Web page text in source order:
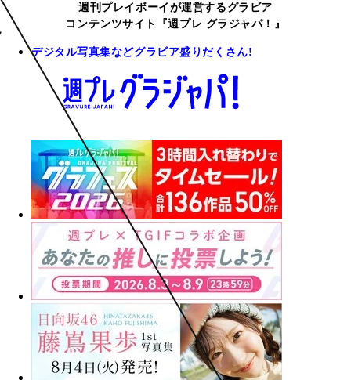
週刊プレイボーイが運営するグラビア
コンテンツサイト『週プレ グラジャパ！』
デジタル写真集などグラビア盛りだくさん!